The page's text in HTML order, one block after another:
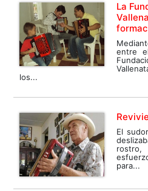
La
entre
los...
El
rostro,
para...